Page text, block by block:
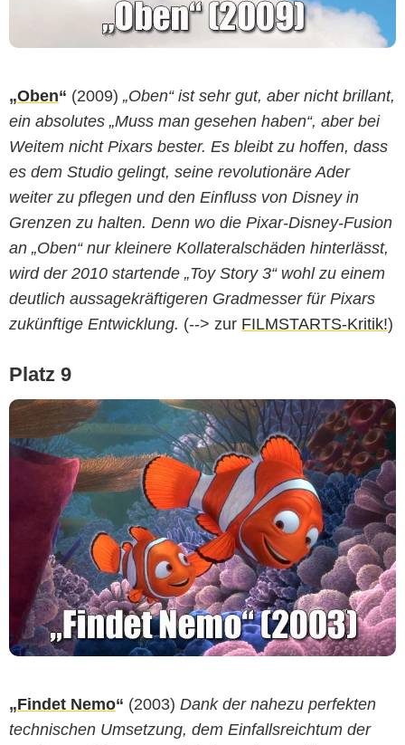
„Oben“ (2009) „Oben“ ist sehr gut, aber nicht brillant,
ein absolutes „Muss man gesehen haben“, aber bei
Weitem nicht Pixars bester. Es bleibt zu hoffen, dass
es dem Studio gelingt, seine revolutionäre Ader
weiter zu pflegen und den Einfluss von Disney in
Grenzen zu halten. Denn wo die Pixar-Disney-Fusion
an „Oben“ nur kleinere Kollateralschäden hinterlässt,
wird der 2010 startende „Toy Story 3“ wohl zu einem
deutlich aussagekräftigeren Gradmesser für Pixars
zukünftige Entwicklung. (--> zur FILMSTARTS-Kritik!)
Platz 9
„Findet Nemo“ (2003) Dank der nahezu perfekten
technischen Umsetzung, dem Einfallsreichtum der